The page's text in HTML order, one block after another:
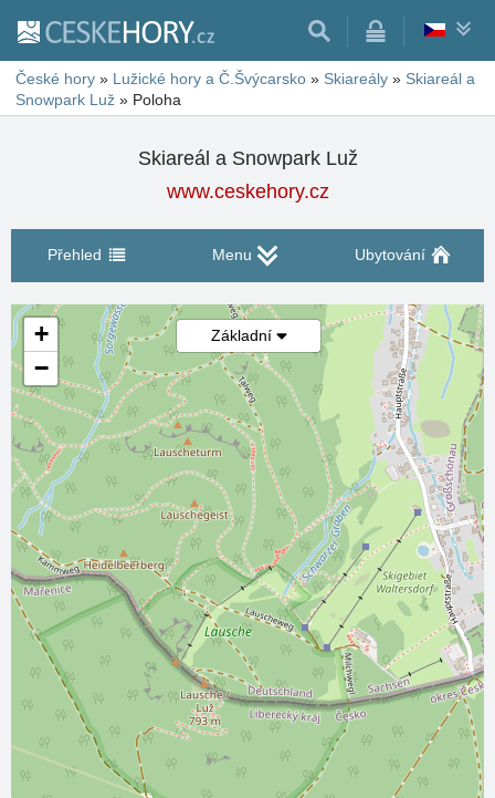
České hory » Lužické hory a Č.Švýcarsko » Skiareály » Skiareál a
Snowpark Luž » Poloha
Skiareál a Snowpark Luž
www.ceskehory.cz
Přehled Menu Ubytování
Základní
+
−